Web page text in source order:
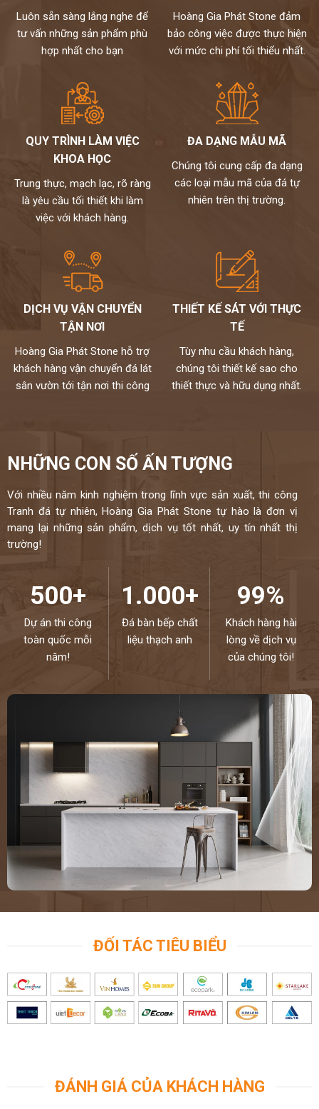
Luôn sẵn sàng lắng nghe để
tư vấn những sản phẩm phù
hợp nhất cho bạn
Hoàng Gia Phát Stone đảm
bảo công việc được thực hiện
với mức chi phí tối thiểu nhất.
QUY TRÌNH LÀM VIỆC
KHOA HỌC
Trung thực, mạch lạc, rõ ràng
là yêu cầu tối thiết khi làm
việc với khách hàng.
ĐA DẠNG MẪU MÃ
Chúng tôi cung cấp đa dạng
các loại mẫu mã của đá tự
nhiên trên thị trường.
DỊCH VỤ VẬN CHUYỂN
TẬN NƠI
Hoàng Gia Phát Stone hỗ trợ
khách hàng vận chuyển đá lát
sân vườn tới tận nơi thi công
THIẾT KẾ SÁT VỚI THỰC
TẾ
Tùy nhu cầu khách hàng,
chúng tôi thiết kế sao cho
thiết thực và hữu dụng nhất.
NHỮNG CON SỐ ẤN TƯỢNG
Với nhiều năm kinh nghiệm trong lĩnh vực sản xuất, thi công
Tranh đá tự nhiên, Hoàng Gia Phát Stone tự hào là đơn vị
mang lại những sản phẩm, dịch vụ tốt nhất, uy tín nhất thị
trường!
500+
Dự án thi công
toàn quốc mỗi
năm!
1.000+
Đá bàn bếp chất
liệu thạch anh
99%
Khách hàng hài
lòng về dịch vụ
của chúng tôi!
ĐỐI TÁC TIÊU BIỂU
ĐÁNH GIÁ CỦA KHÁCH HÀNG